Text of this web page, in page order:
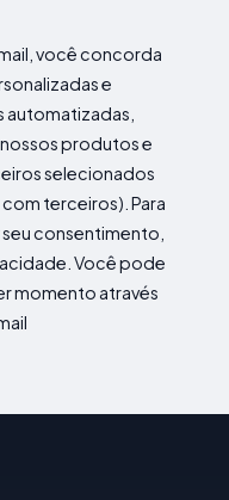
você concorda
e
produtos e
selecionados
terceiros). Para
consentimento,
Você pode
momento através